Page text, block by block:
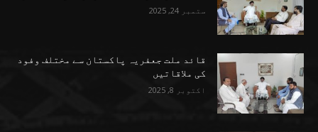
ستمبر 24, 2025
قائد ملت جعفریہ پاکستان سے مختلف وفود
کی ملاقاتیں
اکتوبر 8, 2025